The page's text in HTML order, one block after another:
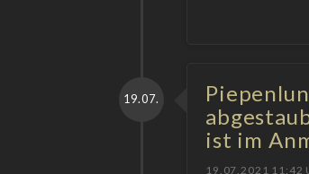
19.07.
ist im
19.07.2021 11:42